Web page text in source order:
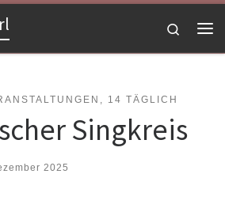
Search
14 TÄGLICH
Singkreis
2025